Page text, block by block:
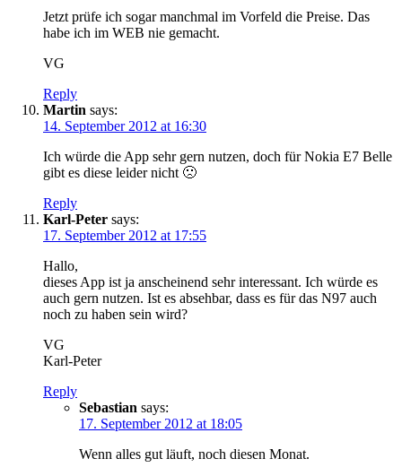
Jetzt prüfe ich sogar manchmal im Vorfeld die Preise. Das
habe ich im WEB nie gemacht.
VG
Reply
Martin says:
14. September 2012 at 16:30
Ich würde die App sehr gern nutzen, doch für Nokia E7 Belle
gibt es diese leider nicht 🙁
Reply
Karl-Peter says:
17. September 2012 at 17:55
Hallo,
dieses App ist ja anscheinend sehr interessant. Ich würde es
auch gern nutzen. Ist es absehbar, dass es für das N97 auch
noch zu haben sein wird?
VG
Karl-Peter
Reply
Sebastian says:
17. September 2012 at 18:05
Wenn alles gut läuft, noch diesen Monat.